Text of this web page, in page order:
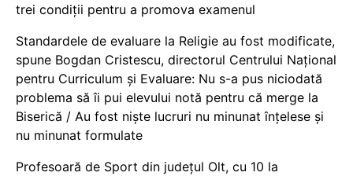
trei condiții pentru a promova examenul
Standardele de evaluare la Religie au fost modificate,
spune Bogdan Cristescu, directorul Centrului Național
pentru Curriculum și Evaluare: Nu s-a pus niciodată
problema să îi pui elevului notă pentru că merge la
Biserică / Au fost niște lucruri nu minunat înțelese și
nu minunat formulate
Profesoară de Sport din județul Olt, cu 10 la